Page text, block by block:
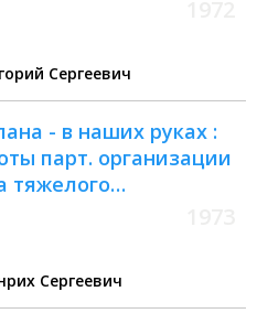
Сергеевич
- в наших руках :
парт. организации
тяжелого
им. Январского
Сергеевич